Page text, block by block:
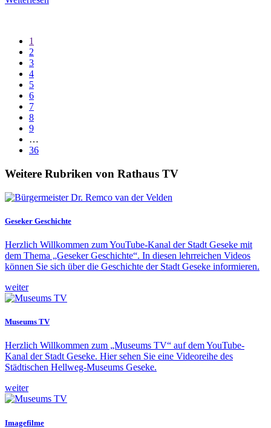
1
2
3
4
5
6
7
8
9
…
36
Weitere Rubriken von Rathaus TV
Geseker Geschichte
Herzlich Willkommen zum YouTube-Kanal der Stadt Geseke mit
dem Thema „Geseker Geschichte“. In diesen lehrreichen Videos
können Sie sich über die Geschichte der Stadt Geseke informieren.
weiter
Museums TV
Herzlich Willkommen zum „Museums TV“ auf dem YouTube-
Kanal der Stadt Geseke. Hier sehen Sie eine Videoreihe des
Städtischen Hellweg-Museums Geseke.
weiter
Imagefilme